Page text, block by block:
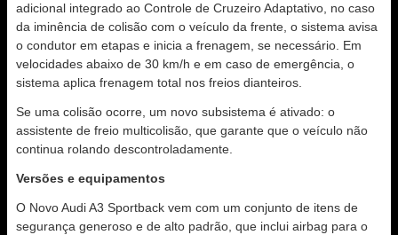
adicional integrado ao Controle de Cruzeiro Adaptativo, no caso
da iminência de colisão com o veículo da frente, o sistema avisa
o condutor em etapas e inicia a frenagem, se necessário. Em
velocidades abaixo de 30 km/h e em caso de emergência, o
sistema aplica frenagem total nos freios dianteiros.
Se uma colisão ocorre, um novo subsistema é ativado: o
assistente de freio multicolisão, que garante que o veículo não
continua rolando descontroladamente.
Versões e equipamentos
O Novo Audi A3 Sportback vem com um conjunto de itens de
segurança generoso e de alto padrão, que inclui airbag para o